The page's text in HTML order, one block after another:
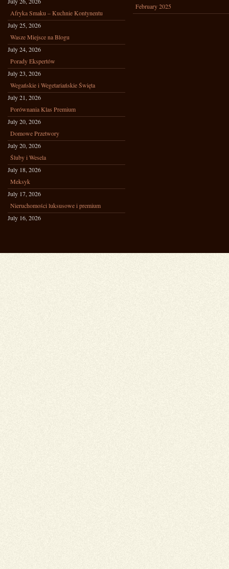
Afryka Smaku – Kuchnie Kontynentu
July 25, 2026
Wasze Miejsce na Blogu
July 24, 2026
Porady Ekspertów
July 23, 2026
Wegańskie i Wegetariańskie Święta
July 21, 2026
Porównania Klas Premium
July 20, 2026
Domowe Przetwory
July 20, 2026
Śluby i Wesela
July 18, 2026
Meksyk
July 17, 2026
Nieruchomości luksusowe i premium
July 16, 2026
February 2025